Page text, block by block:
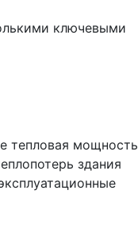
ключевыми
тепловая мощность
здания